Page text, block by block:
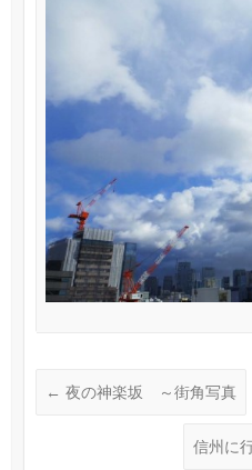
← 夜の神楽坂 ～街角写真
信州に